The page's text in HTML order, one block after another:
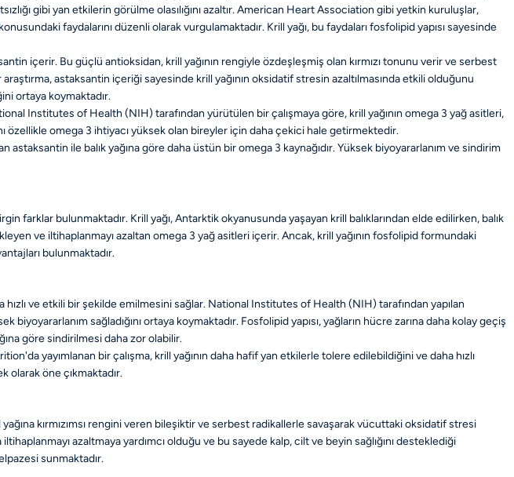
gibi yan etkilerin görülme olasılığını azaltır. American Heart Association gibi yetkin kuruluşlar,
faydalarını düzenli olarak vurgulamaktadır. Krill yağı, bu faydaları fosfolipid yapısı sayesinde
içerir. Bu güçlü antioksidan, krill yağının rengiyle özdeşleşmiş olan kırmızı tonunu verir ve serbest
astaksantin içeriği sayesinde krill yağının oksidatif stresin azaltılmasında etkili olduğunu
ortaya koymaktadır.
Institutes of Health (NIH) tarafından yürütülen bir çalışmaya göre, krill yağının omega 3 yağ asitleri,
özellikle omega 3 ihtiyacı yüksek olan bireyler için daha çekici hale getirmektedir.
ile balık yağına göre daha üstün bir omega 3 kaynağıdır. Yüksek biyoyararlanım ve sindirim
farklar bulunmaktadır. Krill yağı, Antarktik okyanusunda yaşayan krill balıklarından elde edilirken, balık
ve iltihaplanmayı azaltan omega 3 yağ asitleri içerir. Ancak, krill yağının fosfolipid formundaki
bulunmaktadır.
ve etkili bir şekilde emilmesini sağlar. National Institutes of Health (NIH) tarafından yapılan
sağladığını ortaya koymaktadır. Fosfolipid yapısı, yağların hücre zarına daha kolay geçiş
göre sindirilmesi daha zor olabilir.
yayımlanan bir çalışma, krill yağının daha hafif yan etkilerle tolere edilebildiğini ve daha hızlı
olarak öne çıkmaktadır.
kırmızımsı rengini veren bileşiktir ve serbest radikallerle savaşarak vücuttaki oksidatif stresi
azaltmaya yardımcı olduğu ve bu sayede kalp, cilt ve beyin sağlığını desteklediği
sunmaktadır.